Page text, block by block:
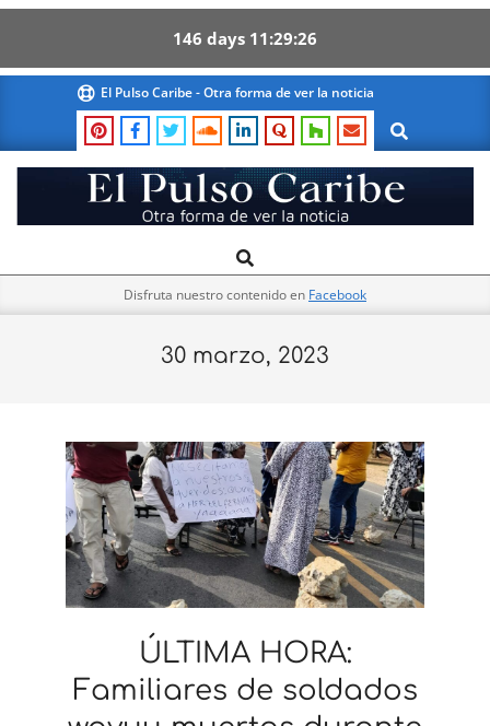
146 days 11 29 26
content
El Pulso Caribe - Otra forma de ver la noticia
Search
El
Pulso
Navigation
Search
Disfruta nuestro contenido en Facebook
30 marzo, 2023
ÚLTIMA HORA:
Familiares de soldados